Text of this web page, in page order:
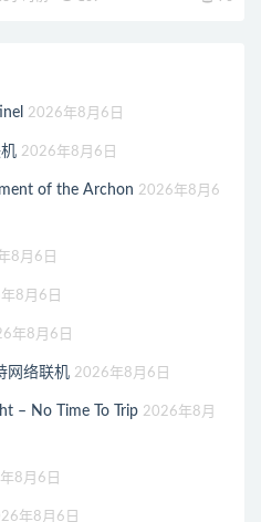
2026年8月6日
2026年8月6日
of the Archon 2026年8月6
8月6日
8月6日
年8月6日
网络联机 2026年8月6日
– No Time To Trip 2026年8月
8月6日
年8月6日